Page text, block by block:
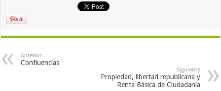
Anterior
Confluencias
Siguiente
Propiedad, libertad republicana y
Renta Básica de Ciudadanía